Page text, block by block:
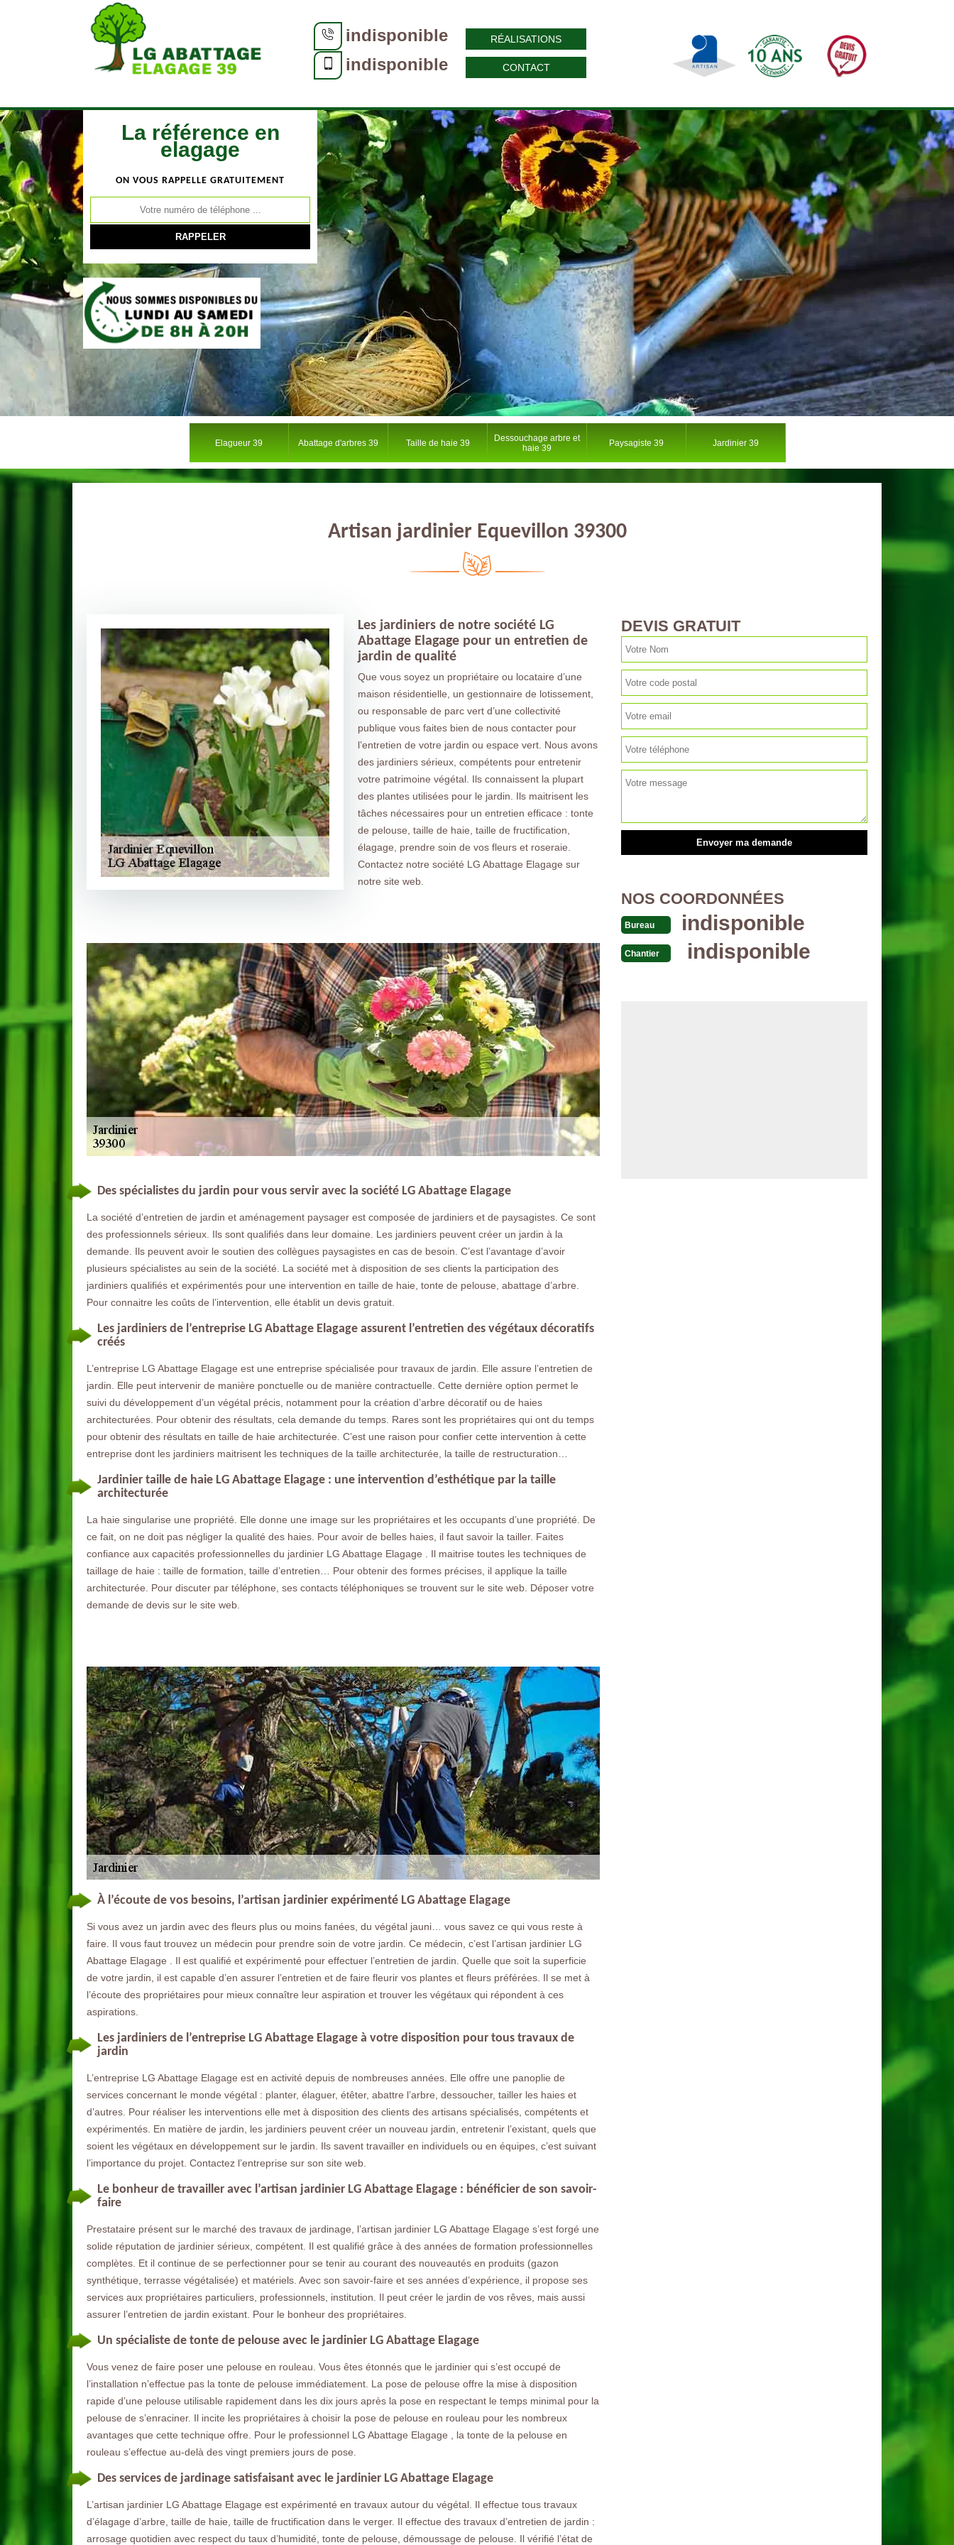
indisponible
indisponible
RÉALISATIONS
CONTACT
La référence en
elagage
ON VOUS RAPPELLE GRATUITEMENT
Elagueur 39 Abattage d'arbres 39 Taille de haie 39
Dessouchage arbre et
haie 39
Paysagiste 39 Jardinier 39
Artisan jardinier Equevillon 39300
Les jardiniers de notre société LG
Abattage Elagage pour un entretien de
jardin de qualité
Que vous soyez un propriétaire ou locataire d’une
maison résidentielle, un gestionnaire de lotissement,
ou responsable de parc vert d’une collectivité
publique vous faites bien de nous contacter pour
l’entretien de votre jardin ou espace vert. Nous avons
des jardiniers sérieux, compétents pour entretenir
votre patrimoine végétal. Ils connaissent la plupart
des plantes utilisées pour le jardin. Ils maitrisent les
tâches nécessaires pour un entretien efficace : tonte
de pelouse, taille de haie, taille de fructification,
élagage, prendre soin de vos fleurs et roseraie.
Contactez notre société LG Abattage Elagage sur
notre site web.
Des spécialistes du jardin pour vous servir avec la société LG Abattage Elagage
La société d’entretien de jardin et aménagement paysager est composée de jardiniers et de paysagistes. Ce sont
des professionnels sérieux. Ils sont qualifiés dans leur domaine. Les jardiniers peuvent créer un jardin à la
demande. Ils peuvent avoir le soutien des collègues paysagistes en cas de besoin. C’est l’avantage d’avoir
plusieurs spécialistes au sein de la société. La société met à disposition de ses clients la participation des
jardiniers qualifiés et expérimentés pour une intervention en taille de haie, tonte de pelouse, abattage d’arbre.
Pour connaitre les coûts de l’intervention, elle établit un devis gratuit.
Les jardiniers de l’entreprise LG Abattage Elagage assurent l’entretien des végétaux décoratifs
créés
L’entreprise LG Abattage Elagage est une entreprise spécialisée pour travaux de jardin. Elle assure l’entretien de
jardin. Elle peut intervenir de manière ponctuelle ou de manière contractuelle. Cette dernière option permet le
suivi du développement d’un végétal précis, notamment pour la création d’arbre décoratif ou de haies
architecturées. Pour obtenir des résultats, cela demande du temps. Rares sont les propriétaires qui ont du temps
pour obtenir des résultats en taille de haie architecturée. C’est une raison pour confier cette intervention à cette
entreprise dont les jardiniers maitrisent les techniques de la taille architecturée, la taille de restructuration…
Jardinier taille de haie LG Abattage Elagage : une intervention d’esthétique par la taille
architecturée
La haie singularise une propriété. Elle donne une image sur les propriétaires et les occupants d’une propriété. De
ce fait, on ne doit pas négliger la qualité des haies. Pour avoir de belles haies, il faut savoir la tailler. Faites
confiance aux capacités professionnelles du jardinier LG Abattage Elagage . Il maitrise toutes les techniques de
taillage de haie : taille de formation, taille d’entretien… Pour obtenir des formes précises, il applique la taille
architecturée. Pour discuter par téléphone, ses contacts téléphoniques se trouvent sur le site web. Déposer votre
demande de devis sur le site web.
À l’écoute de vos besoins, l’artisan jardinier expérimenté LG Abattage Elagage
Si vous avez un jardin avec des fleurs plus ou moins fanées, du végétal jauni… vous savez ce qui vous reste à
faire. Il vous faut trouvez un médecin pour prendre soin de votre jardin. Ce médecin, c’est l’artisan jardinier LG
Abattage Elagage . Il est qualifié et expérimenté pour effectuer l’entretien de jardin. Quelle que soit la superficie
de votre jardin, il est capable d’en assurer l’entretien et de faire fleurir vos plantes et fleurs préférées. Il se met à
l’écoute des propriétaires pour mieux connaître leur aspiration et trouver les végétaux qui répondent à ces
aspirations.
Les jardiniers de l’entreprise LG Abattage Elagage à votre disposition pour tous travaux de
jardin
L’entreprise LG Abattage Elagage est en activité depuis de nombreuses années. Elle offre une panoplie de
services concernant le monde végétal : planter, élaguer, étêter, abattre l’arbre, dessoucher, tailler les haies et
d’autres. Pour réaliser les interventions elle met à disposition des clients des artisans spécialisés, compétents et
expérimentés. En matière de jardin, les jardiniers peuvent créer un nouveau jardin, entretenir l’existant, quels que
soient les végétaux en développement sur le jardin. Ils savent travailler en individuels ou en équipes, c’est suivant
l’importance du projet. Contactez l’entreprise sur son site web.
Le bonheur de travailler avec l’artisan jardinier LG Abattage Elagage : bénéficier de son savoir-
faire
Prestataire présent sur le marché des travaux de jardinage, l’artisan jardinier LG Abattage Elagage s’est forgé une
solide réputation de jardinier sérieux, compétent. Il est qualifié grâce à des années de formation professionnelles
complètes. Et il continue de se perfectionner pour se tenir au courant des nouveautés en produits (gazon
synthétique, terrasse végétalisée) et matériels. Avec son savoir-faire et ses années d’expérience, il propose ses
services aux propriétaires particuliers, professionnels, institution. Il peut créer le jardin de vos rêves, mais aussi
assurer l’entretien de jardin existant. Pour le bonheur des propriétaires.
Un spécialiste de tonte de pelouse avec le jardinier LG Abattage Elagage
Vous venez de faire poser une pelouse en rouleau. Vous êtes étonnés que le jardinier qui s’est occupé de
l’installation n’effectue pas la tonte de pelouse immédiatement. La pose de pelouse offre la mise à disposition
rapide d’une pelouse utilisable rapidement dans les dix jours après la pose en respectant le temps minimal pour la
pelouse de s’enraciner. Il incite les propriétaires à choisir la pose de pelouse en rouleau pour les nombreux
avantages que cette technique offre. Pour le professionnel LG Abattage Elagage , la tonte de la pelouse en
rouleau s’effectue au-delà des vingt premiers jours de pose.
Des services de jardinage satisfaisant avec le jardinier LG Abattage Elagage
L’artisan jardinier LG Abattage Elagage est expérimenté en travaux autour du végétal. Il effectue tous travaux
d’élagage d’arbre, taille de haie, taille de fructification dans le verger. Il effectue des travaux d’entretien de jardin :
arrosage quotidien avec respect du taux d’humidité, tonte de pelouse, démoussage de pelouse. Il vérifié l’état de
DEVIS GRATUIT
NOS COORDONNÉES
Bureau indisponible
Chantier indisponible